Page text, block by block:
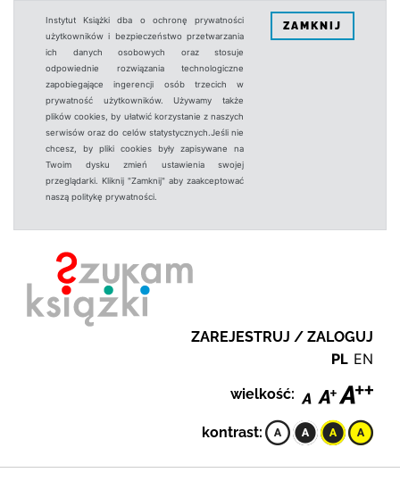
Instytut Książki dba o ochronę prywatności
użytkowników i bezpieczeństwo przetwarzania
ich danych osobowych oraz stosuje
odpowiednie rozwiązania technologiczne
zapobiegające ingerencji osób trzecich w
prywatność użytkowników. Używamy także
plików cookies, by ułatwić korzystanie z naszych
serwisów oraz do celów statystycznych.Jeśli nie
chcesz, by pliki cookies były zapisywane na
Twoim dysku zmień ustawienia swojej
przeglądarki. Kliknij "Zamknij" aby zaakceptować
naszą politykę prywatności.
ZAMKNIJ
ZAREJESTRUJ / ZALOGUJ
PL EN
wielkość:
kontrast: